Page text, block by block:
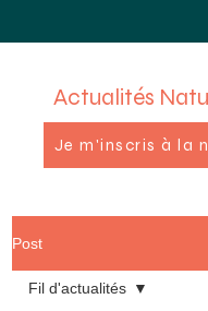
Actualités
Je m'inscris à la
Post
Fil d'actualités